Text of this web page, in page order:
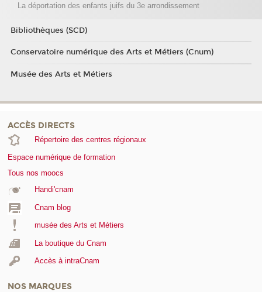
La déportation des enfants juifs du 3e arrondissement
Bibliothèques (SCD)
Conservatoire numérique des Arts et Métiers (Cnum)
Musée des Arts et Métiers
ACCÈS DIRECTS
Répertoire des centres régionaux
Espace numérique de formation
Tous nos moocs
Handi'cnam
Cnam blog
musée des Arts et Métiers
La boutique du Cnam
Accès à intraCnam
NOS MARQUES